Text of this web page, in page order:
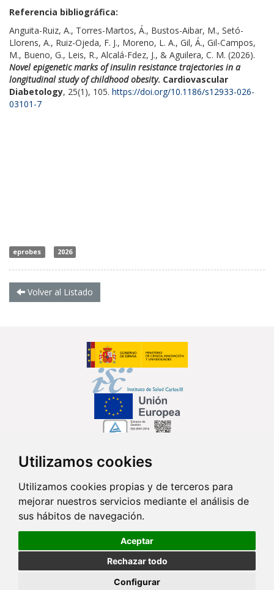
Utilizamos cookies
Utilizamos cookies propias y de terceros para
mejorar nuestros servicios mediante el análisis de
sus hábitos de navegación.
Aceptar
Rechazar todo
Configurar
Referencia bibliográfica:
Anguita-Ruiz, A., Torres-Martos, Á., Bustos-Aibar, M., Setó-
Llorens, A., Ruiz-Ojeda, F. J., Moreno, L. A., Gil, Á., Gil-Campos,
M., Bueno, G., Leis, R., Alcalá-Fdez, J., & Aguilera, C. M. (2026).
Novel epigenetic marks of insulin resistance trajectories in a
longitudinal study of childhood obesity. Cardiovascular
Diabetology, 25(1), 105. https://doi.org/10.1186/s12933-026-
03101-7
eprobes 2026
Volver al Listado
Síguenos en...
Contacto
Av. Monforte de Lemos, 3-5. Pabellón 11. Planta 0 28029 Madrid
info@ciberisciii.es
Política de Privacidad